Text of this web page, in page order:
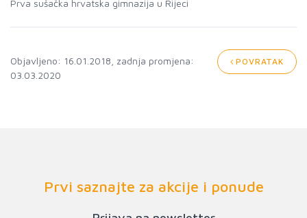
Prva sušačka hrvatska gimnazija u Rijeci
Objavljeno: 16.01.2018, zadnja promjena:
03.03.2020
POVRATAK
Prvi saznajte za akcije i ponude